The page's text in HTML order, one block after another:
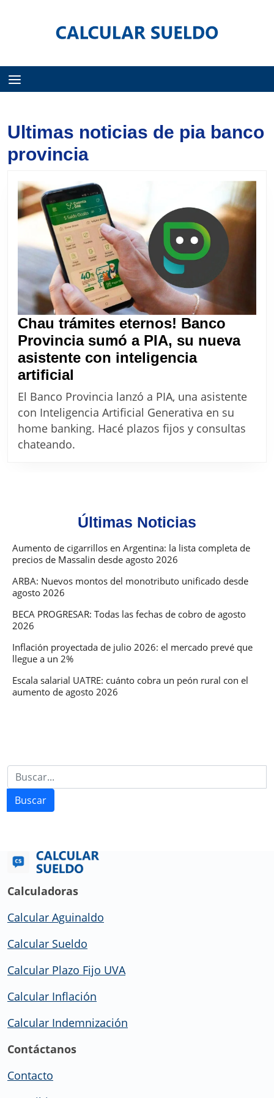
Ultimas noticias de pia banco
provincia
Chau trámites eternos! Banco
Provincia sumó a PIA, su nueva
asistente con inteligencia
artificial
trámites
eternos!
Banco
Provincia
su
nueva
asistente
con
inteligencia
El Banco Provincia lanzó a PIA, una asistente
con Inteligencia Artificial Generativa en su
home banking. Hacé plazos fijos y consultas
chateando.
Últimas Noticias
Aumento de cigarrillos en Argentina: la lista completa de
precios de Massalin desde agosto 2026
ARBA: Nuevos montos del monotributo unificado desde
agosto 2026
BECA PROGRESAR: Todas las fechas de cobro de agosto
2026
Inflación proyectada de julio 2026: el mercado prevé que
llegue a un 2%
Escala salarial UATRE: cuánto cobra un peón rural con el
aumento de agosto 2026
Buscar
Calculadoras
Calcular Aguinaldo
Calcular Sueldo
Calcular Plazo Fijo UVA
Calcular Inflación
Calcular Indemnización
Contáctanos
Contacto